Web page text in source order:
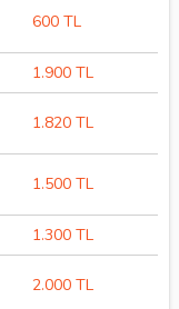
600 TL
1.900 TL
1.820 TL
1.500 TL
1.300 TL
2.000 TL